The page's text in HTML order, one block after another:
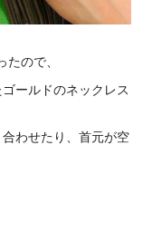
ので、
ールドのネックレス
わせたり、首元が空